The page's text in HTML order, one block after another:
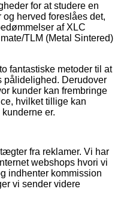
for at studere en
herved foreslåes det,
af XLC
TLM (Metal Sintered)
fantastiske metoder til at
pålidelighed. Derudover
kunder kan frembringe
hvilket tillige kan
er.
fra reklamer. Vi har
webshops hvori vi
indhenter kommission
vi sender videre